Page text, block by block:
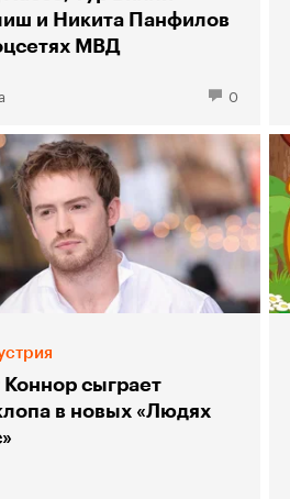
и Никита Панфилов
МВД
0
Коннор сыграет
в новых «Людях